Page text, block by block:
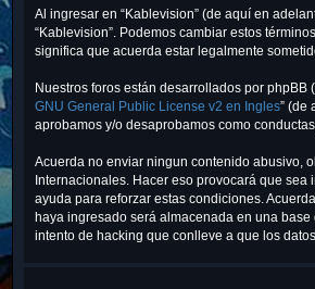
Al ingresar en “Kablevision” (de aquí en
“Kablevision”. Podemos cambiar estos
significa que acuerda estar legalmente
Nuestros foros están desarrollados por phpBB
GNU General Public License v2 en Ingles” (de
aprobamos y/o desaprobamos como
Acuerda no enviar ningun contenido abusivo,
Internacionales. Hacer eso provocará que
ayuda para reforzar estas condiciones.
haya ingresado será almacenada en una
intento de hacking que conlleve a que los